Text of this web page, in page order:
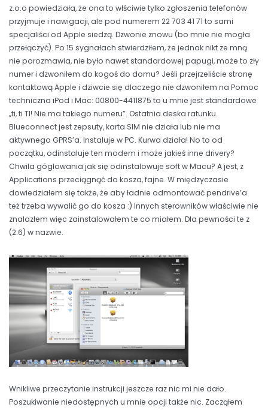
z.o.o powiedziała, że ona to włściwie tylko zgłoszenia telefonów
przyjmuje i nawigacji, ale pod numerem 22 703 41 71 to sami
specjaliści od Apple siedzą. Dzwonie znowu (bo mnie nie mogła
przełączyć). Po 15 sygnałach stwierdziłem, że jednak nikt ze mną
nie porozmawia, nie było nawet standardowej papugi, może to zły
numer i dzwoniłem do kogoś do domu? Jeśli przejrzeliście stronę
kontaktową Apple i dziwcie się dlaczego nie dzwoniłem na Pomoc
techniczna iPod i Mac: 00800-4411875 to u mnie jest standardowe
„ti, ti TI! Nie ma takiego numeru”. Ostatnia deska ratunku.
Blueconnect jest zepsuty, karta SIM nie działa lub nie ma
aktywnego GPRS’a. Instaluje w PC. Kurwa działa! No to od
początku, odinstaluje ten modem i może jakieś inne drivery?
Chwila góglowania jak się odinstalowuje soft w Macu? A jest, z
Applications przeciągnąć do kosza, fajne. W międzyczasie
dowiedziałem się także, że aby ładnie odmontować pendrive’a
też trzeba wywalić go do kosza :) Innych sterowników właściwie nie
znalazłem więc zainstalowałem te co miałem. Dla pewności te z
(2.6) w nazwie.
Wnikliwe przeczytanie instrukcji jeszcze raz nic mi nie dało.
Poszukiwanie niedostępnych u mnie opcji także nic. Zacząłem